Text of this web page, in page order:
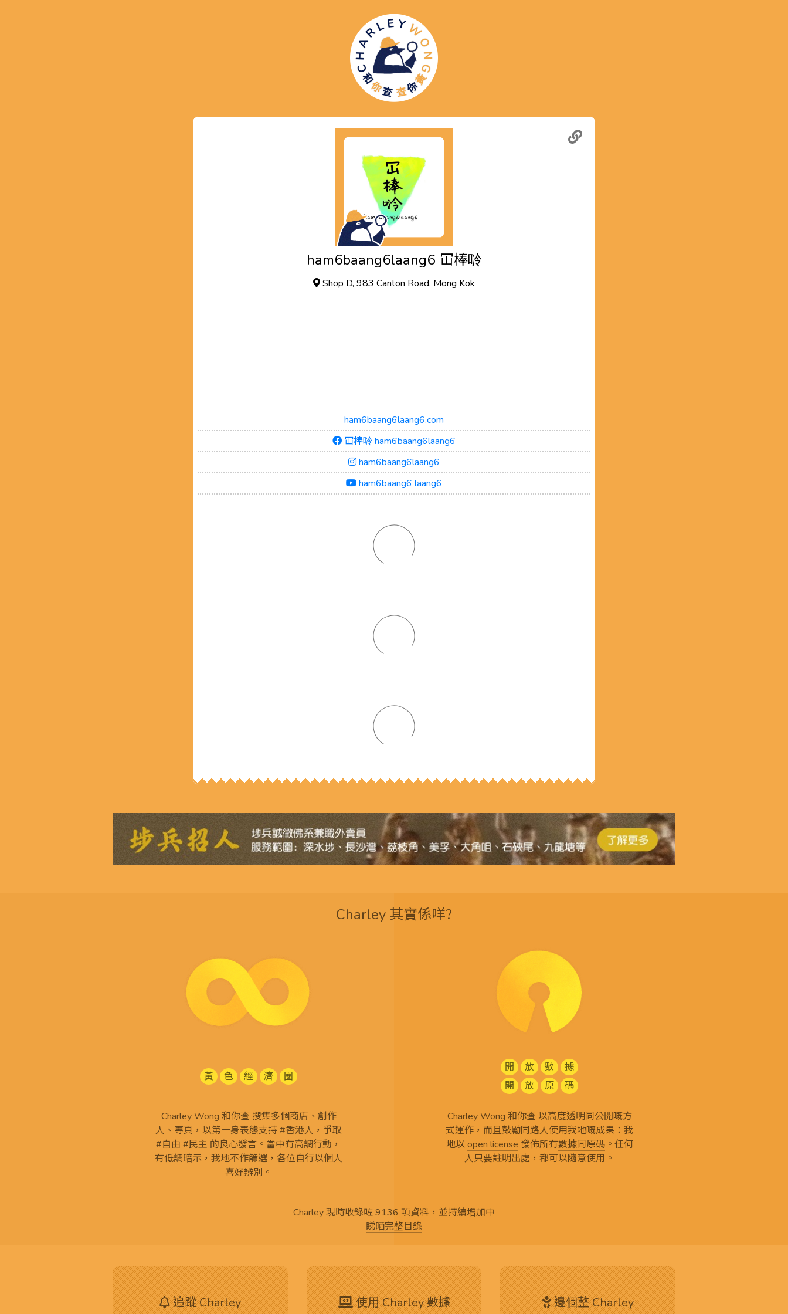
ham6baang6laang6 冚棒唥
Shop D, 983 Canton Road, Mong Kok
ham6baang6laang6.com
冚棒唥 ham6baang6laang6
ham6baang6laang6
ham6baang6 laang6
Charley 其實係咩?
黃 色 經 濟 圈
Charley Wong 和你查 搜集多個商店、創作
人、專頁，以第一身表態支持 #香港人，爭取
#自由 #民主 的良心發言。當中有高調行動，
有低調暗示，我地不作篩選，各位自行以個人
喜好辨別。
開 放 數
據
開
放 原 碼
Charley Wong 和你查 以高度透明同公開嘅方
式運作，而且鼓勵同路人使用我地嘅成果：我
地以open license 發佈所有數據同原碼。任何
人只要註明出處，都可以隨意使用。
Charley 現時收錄咗 9136 項資料，並持續增加中
睇晒完整目錄
追蹤 Charley 使用 Charley 數據 邊個整 Charley